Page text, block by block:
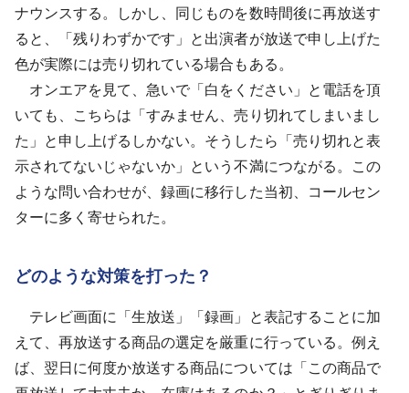
ナウンスする。しかし、同じものを数時間後に再放送す
ると、「残りわずかです」と出演者が放送で申し上げた
色が実際には売り切れている場合もある。
オンエアを見て、急いで「白をください」と電話を頂
いても、こちらは「すみません、売り切れてしまいまし
た」と申し上げるしかない。そうしたら「売り切れと表
示されてないじゃないか」という不満につながる。この
ような問い合わせが、録画に移行した当初、コールセン
ターに多く寄せられた。
どのような対策を打った？
テレビ画面に「生放送」「録画」と表記することに加
えて、再放送する商品の選定を厳重に行っている。例え
ば、翌日に何度か放送する商品については「この商品で